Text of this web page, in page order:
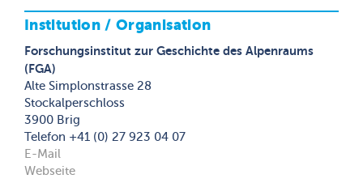
Institution / Organisation
Forschungsinstitut zur Geschichte des Alpenraums
(FGA)
Alte Simplonstrasse 28
Stockalperschloss
3900 Brig
Telefon +41 (0) 27 923 04 07
E-Mail
Webseite